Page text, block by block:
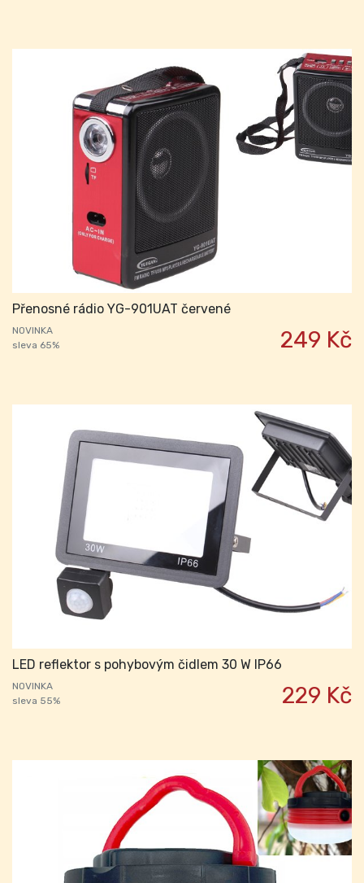
Přenosné rádio YG-901UAT červené
NOVINKA
sleva 65%
249 Kč
LED reflektor s pohybovým čidlem 30 W IP66
NOVINKA
sleva 55%
229 Kč